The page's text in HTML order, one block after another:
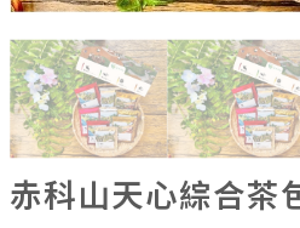
加工飲品
花卉
加工生活用品
原民特區
農會商品
大量採購優惠專區
赤科山天心綜合茶